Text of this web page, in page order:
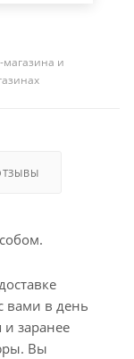
магазина и
вами в день
заранее
Вы